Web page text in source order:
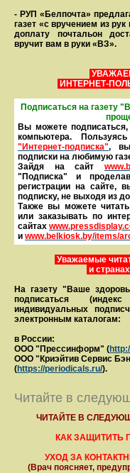
- РУП «Белпочта»
газет «с вручением из
доплату почтальон
вручит вам в руки «ВЗ».
ИНТЕРНЕТ-
Подписаться на газету
Вы можете
компьютера.
"Интернет-подписка", вы
подписки на любимую
Зайдя на сайт
"Подписка" и
регистрации на сайте,
под­писку, не выходя из
Также вы можете
или заказывать по
сайтах
и www.belkiosk.by/items/
Уважаемые
и
На газету "Ваше
подписаться
индивидуальных
электронным каталогам:
в России:
ООО "Прессинформ" (
ООО "Криэйтив Сервис
(https://periodicals.ru/).
Читайте в
ЧИТАЙТЕ В
КАК ЗАЩИТИТЬ
УХОД ЗА
(Врач поясняет,